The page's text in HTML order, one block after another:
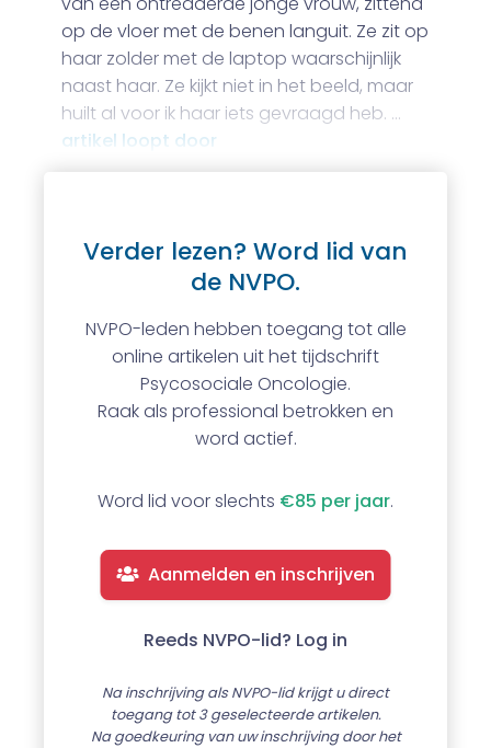
op de vloer met de benen languit. Ze zit op
haar zolder met de laptop waarschijnlijk
naast haar. Ze kijkt niet in het beeld, maar
huilt al voor ik haar iets gevraagd heb. …
artikel loopt door
Verder lezen? Word lid van
de NVPO.
NVPO-leden hebben toegang tot alle
online artikelen uit het tijdschrift
Psycosociale Oncologie.
Raak als professional betrokken en
word actief.
Word lid voor slechts €85 per jaar.
Aanmelden en inschrijven
Reeds NVPO-lid? Log in
Na inschrijving als NVPO-lid krijgt u direct
toegang tot 3 geselecteerde artikelen.
Na goedkeuring van uw inschrijving door het